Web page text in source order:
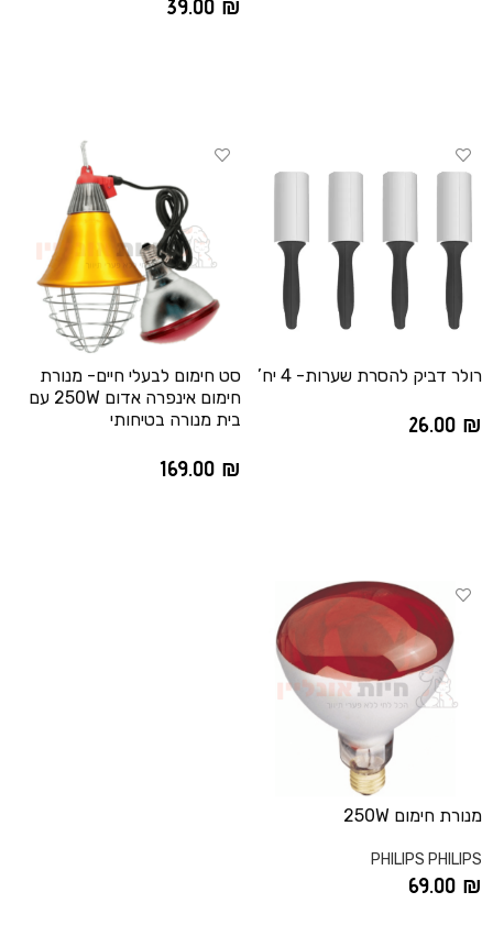
39.00 ₪
רולר דביק להסרת שערות- 4 יח’
26.00 ₪
סט חימום לבעלי חיים- מנורת
חימום אינפרה אדום 250W עם
בית מנורה בטיחותי
169.00 ₪
מנורת חימום 250W
PHILIPS PHILIPS
69.00 ₪